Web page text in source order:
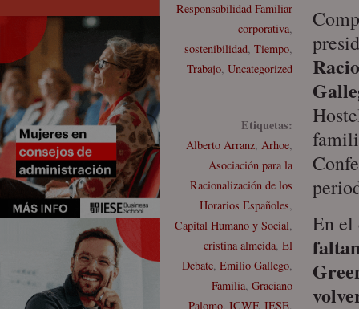
Responsabilidad Familiar
corporativa,
sostenibilidad, Tiempo,
Trabajo, Uncategorized
Etiquetas:
Alberto Arranz, Arhoe,
Asociación para la
Racionalización de los
Horarios Españoles,
Capital Humano y Social,
cristina almeida, El
Debate, Emilio Gallego,
Familia, Graciano
Palomo, ICWF, IESE,
En el